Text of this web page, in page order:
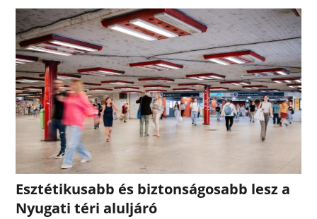
Esztétikusabb és biztonságosabb lesz a
Nyugati téri aluljáró